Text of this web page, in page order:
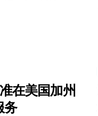
在美国加州
务